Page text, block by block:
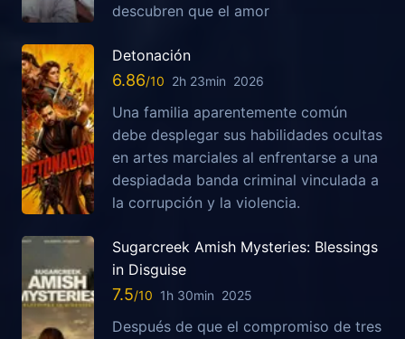
descubren que el amor
Detonación
6.86 2h 23min 2026
Una familia aparentemente común
debe desplegar sus habilidades ocultas
en artes marciales al enfrentarse a una
despiadada banda criminal vinculada a
la corrupción y la violencia.
Sugarcreek Amish Mysteries: Blessings
in Disguise
7.5 1h 30min 2025
Después de que el compromiso de tres